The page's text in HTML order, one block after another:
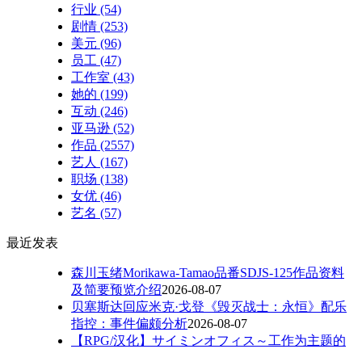
行业 (54)
剧情 (253)
美元 (96)
员工 (47)
工作室 (43)
她的 (199)
互动 (246)
亚马逊 (52)
作品 (2557)
艺人 (167)
职场 (138)
女优 (46)
艺名 (57)
最近发表
森川玉绪Morikawa-Tamao品番SDJS-125作品资料
及简要预览介绍2026-08-07
贝塞斯达回应米克·戈登《毁灭战士：永恒》配乐
指控：事件偏颇分析2026-08-07
【RPG/汉化】サイミンオフィス～工作为主题的